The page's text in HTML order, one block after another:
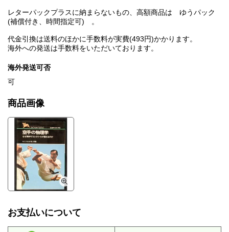
レターパックプラスに納まらないもの、高額商品は ゆうパック
(補償付き、時間指定可) 。
代金引換は送料のほかに手数料が実費(493円)かかります。
海外への発送は手数料をいただいております。
海外発送可否
可
商品画像
お支払いについて